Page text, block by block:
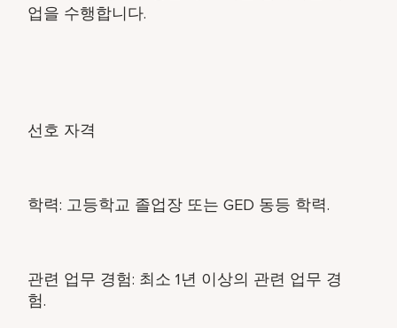
업을 수행합니다.
선호 자격
학력: 고등학교 졸업장 또는 GED 동등 학력.
관련 업무 경험: 최소 1년 이상의 관련 업무 경
험.